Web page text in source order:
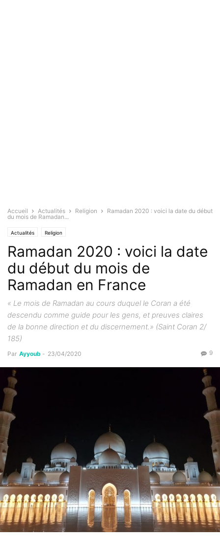
Accueil Actualités Religion
Ramadan 2020 : voici la date du début
du mois de Ramadan...
Actualités Religion
Ramadan 2020 : voici la date
du début du mois de
Ramadan en France
« Le mois de Ramadan au cours duquel le Coran a été
descendu comme guide pour les gens, et preuves claires
de la bonne direction et du discernement.» (Saint Coran 2/
185)
Par Ayyoub - 23/04/2020 9